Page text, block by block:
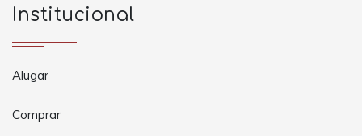
Institucional
Alugar
Comprar